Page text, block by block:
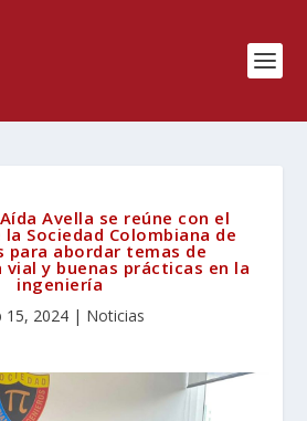
Avella se reúne con el
Sociedad Colombiana de
para abordar temas de
y buenas prácticas en la
ingeniería
15, 2024| Noticias